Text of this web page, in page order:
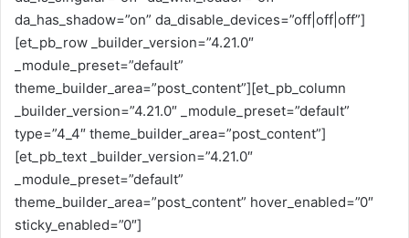
da_has_shadow=”on” da_disable_devices=”off|off|off”]
[et_pb_row _builder_version=”4.21.0″
_module_preset=”default”
theme_builder_area=”post_content”][et_pb_column
_builder_version=”4.21.0″ _module_preset=”default”
type=”4_4″ theme_builder_area=”post_content”]
[et_pb_text _builder_version=”4.21.0″
_module_preset=”default”
theme_builder_area=”post_content” hover_enabled=”0″
sticky_enabled=”0″]